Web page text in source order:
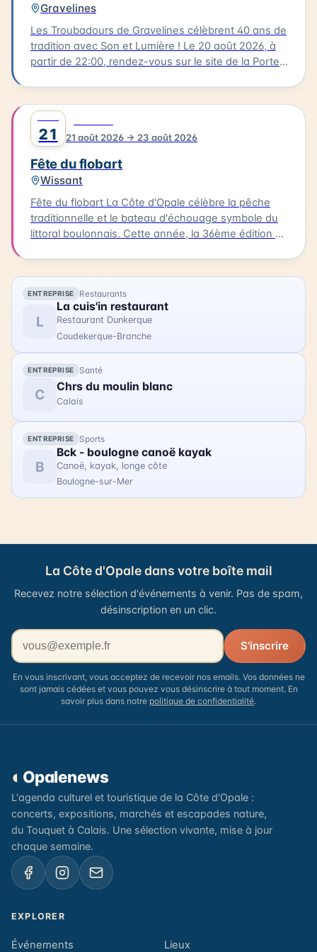
Gravelines
Les Troubadours de Gravelines célèbrent 40 ans de
tradition avec Son et Lumière ! Le 20 août 2026, à
partir de 22:00, rendez-vous sur le site de la Porte
quatre décennies de musique et de lumière. Cette
soirée est l'occasion de se rassembler et de
partager un moment magique avec la communauté
gravelinoise. Les tarifs sont les suivants : 16€ pour
les adultes, 12€ pour les réduits, 5€ pour les
enfants, et 32€ pour un pack famille (2 adultes + 2
enfants). Vous pouvez acheter vos billets en ligne.
Rejoignez les Troubadours pour célébrer ce joli
anniversaire !
21 21 août 2026 → 23 août 2026
Fête du flobart
Wissant
Fête du flobart La Côte d'Opale célèbre la pêche
traditionnelle et le bateau d'échouage symbole du
littoral boulonnais. Cette année, la 36ème édition de
dégustation de produits de la mer, artisanat
maritime, rencontre avec les associations,
expositions, petite restauration et démonstrations
de mise à l'eau de flobarts. Une messes des marins
sera célébrée le 23 août à 9h30. Le 23 août, à partir
rues du village. Accès libre.
ENTREPRISE Restaurants
L
La cuis'in restaurant
Restaurant Dunkerque
Coudekerque-Branche
ENTREPRISE Santé
C Chrs du moulin blanc
Calais
ENTREPRISE Sports
B
Bck - boulogne canoë kayak
Canoë, kayak, longe côte
Boulogne-sur-Mer
La Côte d'Opale dans votre boîte mail
Recevez notre sélection d'événements à venir. Pas de spam,
désinscription en un clic.
Votre adresse email
S'inscrire
En vous inscrivant, vous acceptez de recevoir nos emails. Vos données ne
sont jamais cédées et vous pouvez vous désinscrire à tout moment. En
savoir plus dans notre politique de confidentialité.
◐ Opalenews
L'agenda culturel et touristique de la Côte d'Opale :
concerts, expositions, marchés et escapades nature,
du Touquet à Calais. Une sélection vivante, mise à jour
chaque semaine.
EXPLORER
Événements Lieux